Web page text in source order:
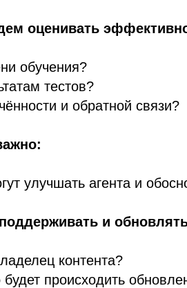
оценивать
обучения?
тестов?
и обратной связи?
улучшать агента и
и
контента?
будет происходить